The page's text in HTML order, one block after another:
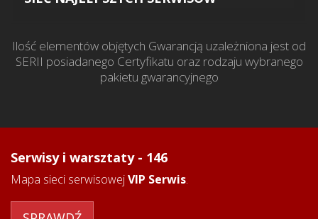
Ilość elementów objętych Gwarancją uzależniona jest od
SERII posiadanego Certyfikatu oraz rodzaju wybranego
pakietu gwarancyjnego
Serwisy i warsztaty - 146
Mapa sieci serwisowejVIP Serwis.